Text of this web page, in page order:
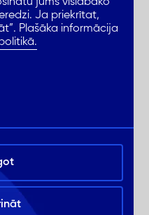
remonts
kuru pieņemot,
precīzāk laikus noteikt
jāņem vērā, lai
nozīme – vide, kurā
uz mūsu sajūtām,
Ja priekrītat,
Plašāka informācija